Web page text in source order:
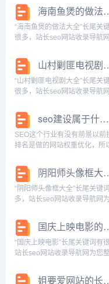
词： 百度的相关长尾关键词：
情侣app软件推荐,假装情侣app
有哪些,假装情侣软件改成什么
字...
海南鱼煲的做法
“海南鱼煲的做法大全”长尾关
很多，站长seo网站收录导航
词： 百度的相关长尾关键词：
鱼煲的做法大全窍门,海南鱼煲
法大全图片,海南鱼煲的做法视
南鱼...
山村剿匪电视剧
“山村剿匪电视剧大全”长尾关
很多，站长seo网站收录导航
词： 百度的相关长尾关键词：
剿匪电视剧大全免费观看,山村
电视剧大全在线观看,剿匪电视
全 山...
seo建设属于什么行业
SEO这个行业有没有前景以前
排名是做的网站权重优化，所
根据个性化标签排名，你看看
就知道了。当然，市场也是有
只不过会的人越来越多，而需
人越来越少。人们现...
阴阳师头像框
“阴阳师头像框大全”长尾关键
多，站长seo网站收录导航网
词： 百度的相关长尾关键词：
师头像框大全最新版本更新内
阳师头像框大全图片,阴阳师头
大全高清...
国庆上映电影
“国庆上映电影”长尾关键词有很
站长seo网站收录导航网为您
度的相关长尾关键词：国庆上姐要爱网站